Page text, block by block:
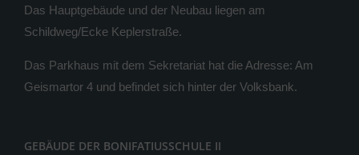
Das Hauptgebäude und der Neubau liegen am
Schildweg/Ecke Keplerstraße.
Das Parkhaus mit dem Sekretariat hat die Adresse: Am
Geismartor 4 und befindet sich hinter der Volksbank.
GEBÄUDE DER BONIFATIUSSCHULE II